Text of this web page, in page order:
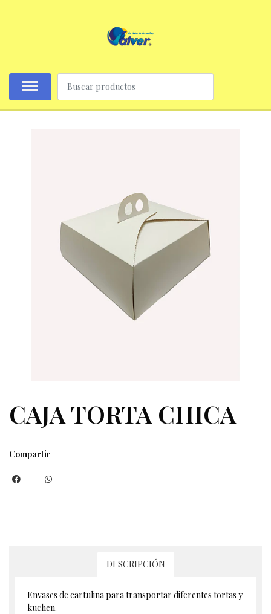
CAJA TORTA CHICA
Compartir
DESCRIPCIÓN
Envases de cartulina para transportar diferentes tortas y
kuchen.